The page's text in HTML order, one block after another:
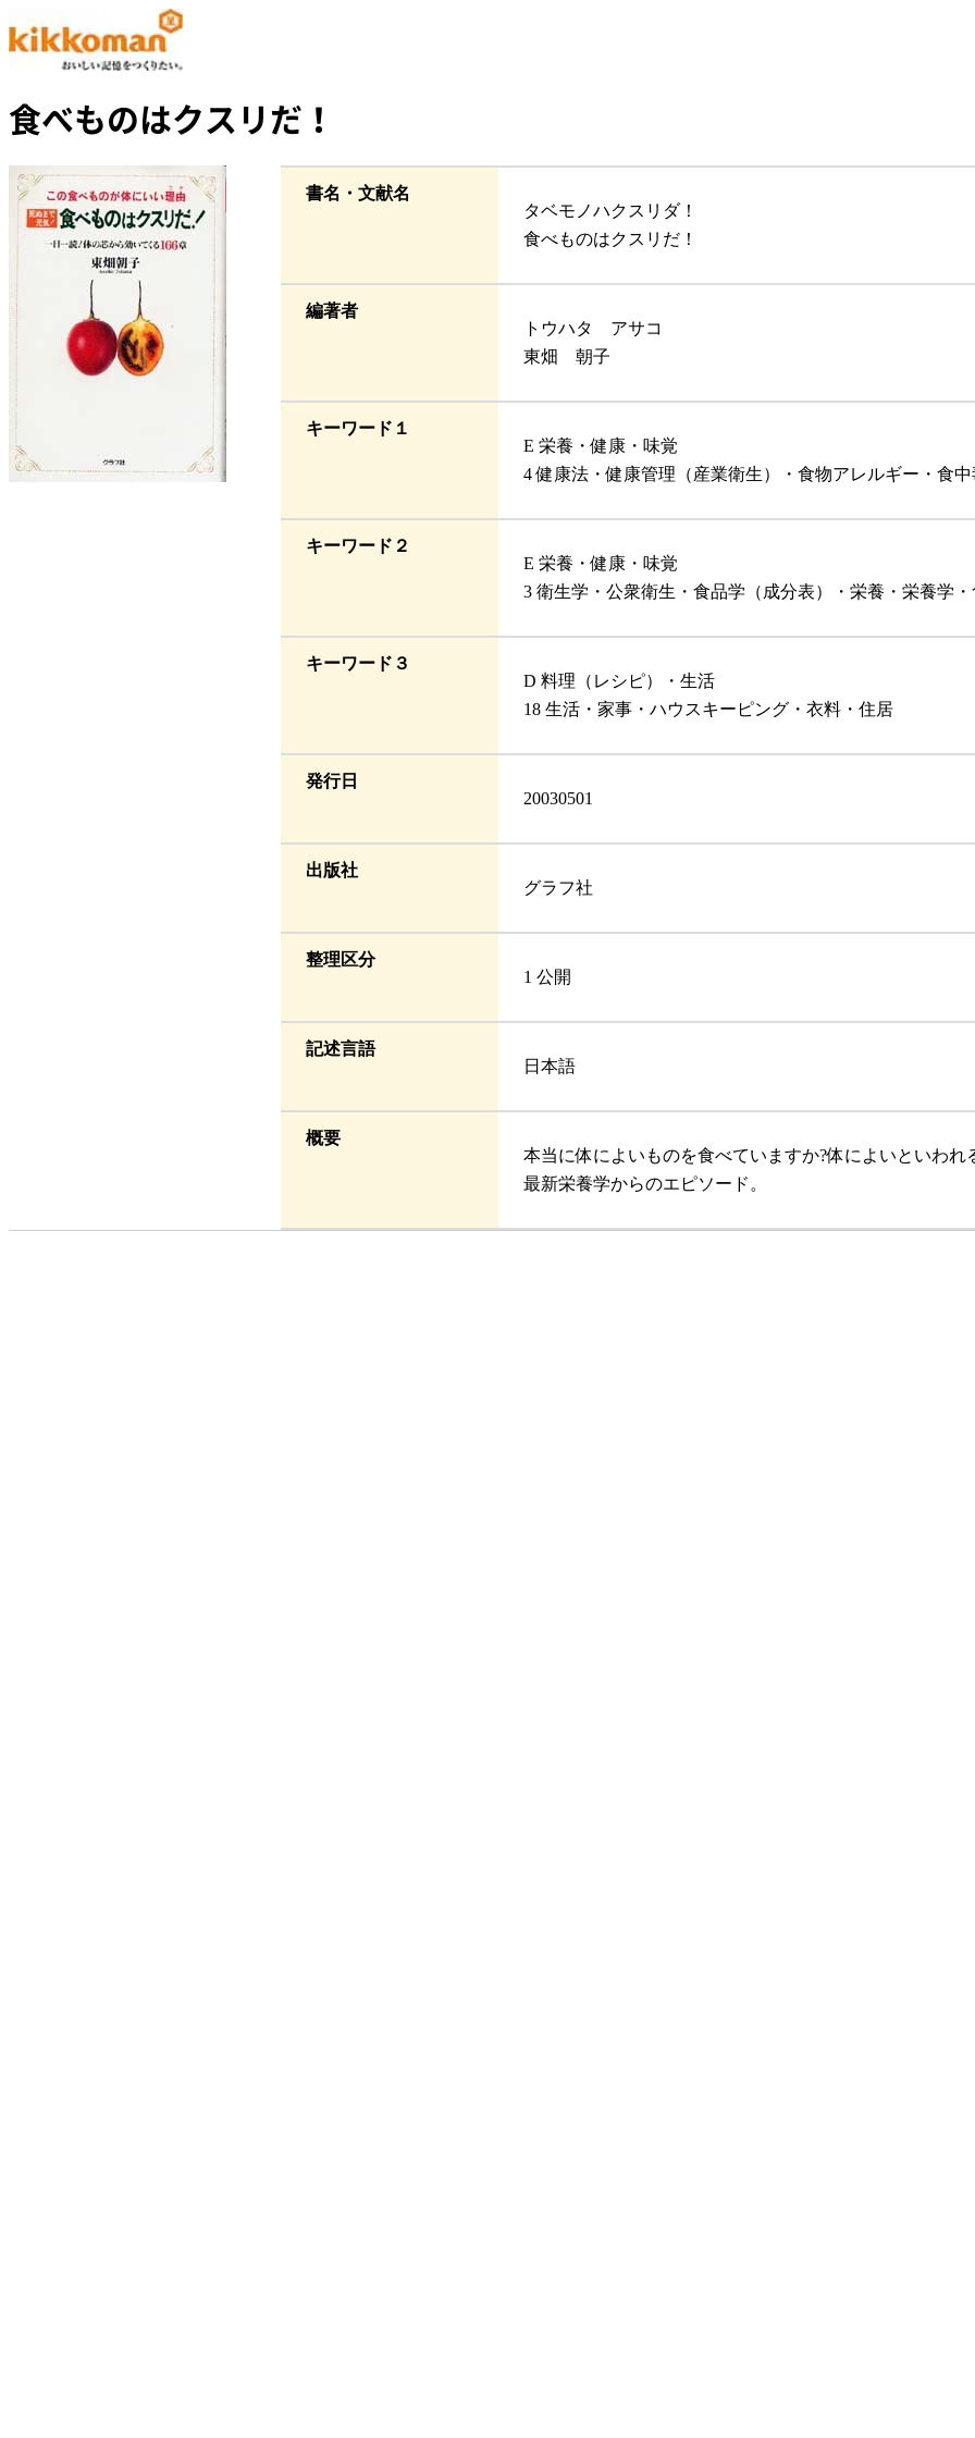
食べものはクスリだ！
書名・文献名
タベモノハクスリダ！
食べものはクスリだ！
編著者
トウハタ アサコ
東畑 朝子
キーワード１
E 栄養・健康・味覚
4 健康法・健康管理（産業衛生）・食物アレルギー・食
キーワード２
E 栄養・健康・味覚
3 衛生学・公衆衛生・食品学（成分表）・栄養・栄養学
キーワード３
D 料理（レシピ）・生活
18 生活・家事・ハウスキーピング・衣料・住居
発行日
20030501
出版社
グラフ社
整理区分
1 公開
記述言語
日本語
概要
本当に体によいものを食べていますか?体によいといわ
最新栄養学からのエピソード。